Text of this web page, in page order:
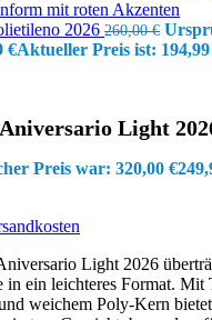
2026 260,00€
€Aktueller Preis ist: 194,99
Light
Preis war: 320,00 €
Light 2026
in ein leichteres Format. Mit
weichem Poly-Kern